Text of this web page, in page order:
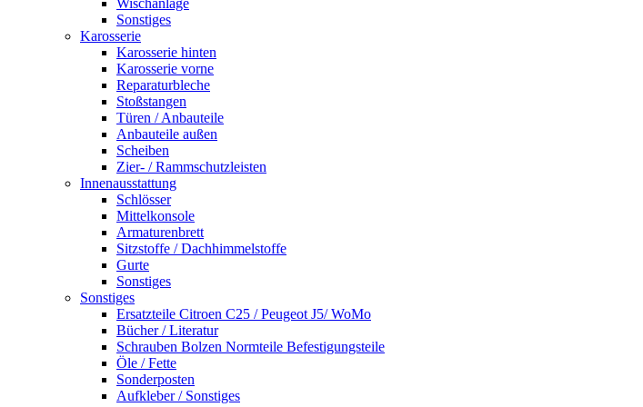
Sonstiges
Karosserie
Karosserie hinten
Karosserie vorne
Reparaturbleche
Stoßstangen
Türen / Anbauteile
Anbauteile außen
Scheiben
Zier- / Rammschutzleisten
Innenausstattung
Schlösser
Mittelkonsole
Armaturenbrett
Sitzstoffe / Dachhimmelstoffe
Gurte
Sonstiges
Sonstiges
Ersatzteile Citroen C25 / Peugeot J5/ WoMo
Bücher / Literatur
Schrauben Bolzen Normteile Befestigungsteile
Öle / Fette
Sonderposten
Aufkleber / Sonstiges